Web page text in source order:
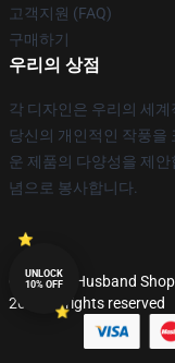
고객지원 (FAQ)
구매하기
우리의 상점
각 디자인은 우리의 세
당신의 개인적인 작풍을
운 제품의 다양성을 제안
념으로 봉사합니다.
© Corpse Husband
2026 all rights reserved
UNLOCK
10% OFF